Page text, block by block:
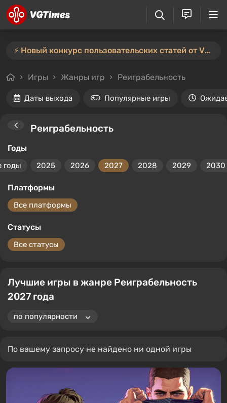
⚡️ Новый конкурс пользовательских статей от VGTimes — участвуйте тут ⚡️
Игры Жанры игр Реиграбельность
Даты выхода Популярные игры
Реиграбельность
Годы
годы 2025 2026 2027 2028 2029 2030
Платформы
Все платформы
Статусы
Все статусы
Лучшие игры в жанре Реиграбельность
2027 года
По вашему запросу не найдено ни одной игры